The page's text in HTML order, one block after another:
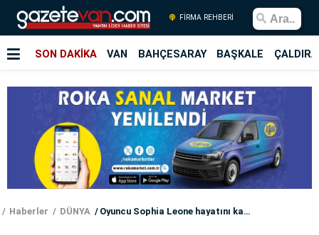
FİRMA REHBERİ
SON DAKİKA VAN BAHÇESARAY BAŞKALE
Haberler DÜNYA Oyuncu Sophia Leone hayatını kaybetti